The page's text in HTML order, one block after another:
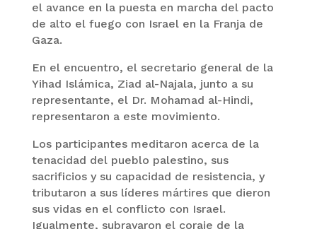
el avance en la puesta en marcha del pacto
de alto el fuego con Israel en la Franja de
Gaza.
En el encuentro, el secretario general de la
Yihad Islámica, Ziad al-Najala, junto a su
representante, el Dr. Mohamad al-Hindi,
representaron a este movimiento.
Los participantes meditaron acerca de la
tenacidad del pueblo palestino, sus
sacrificios y su capacidad de resistencia, y
tributaron a sus líderes mártires que dieron
sus vidas en el conflicto con Israel.
Igualmente, subrayaron el coraje de la